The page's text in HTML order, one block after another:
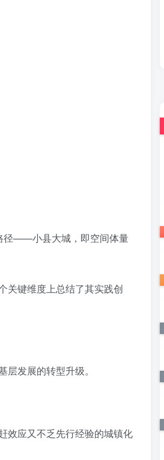
径——小县大城，即空间体量
关键维度上总结了其实践创
发展的转型升级。
效应又不乏先行经验的城镇化